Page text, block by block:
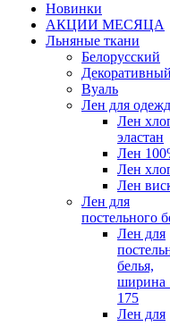
Новинки
АКЦИИ МЕСЯЦА
Льняные ткани
Белорусский
Вуаль
Лен для
Лен
эластан
Лен
Лен
Лен
Лен для
постельного
Лен для
белья,
ширина
175
Лен для